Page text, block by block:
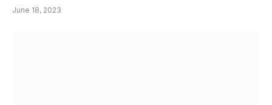
June 18, 2023